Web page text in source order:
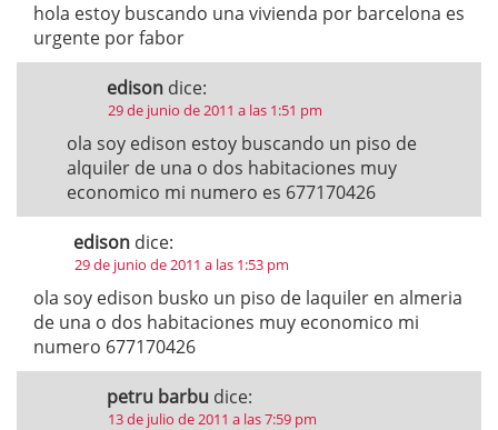
hola estoy buscando una vivienda por barcelona es
urgente por fabor
edison dice:
29 de junio de 2011 a las 1:51 pm
ola soy edison estoy buscando un piso de
alquiler de una o dos habitaciones muy
economico mi numero es 677170426
edison dice:
29 de junio de 2011 a las 1:53 pm
ola soy edison busko un piso de laquiler en almeria
de una o dos habitaciones muy economico mi
numero 677170426
petru barbu dice:
13 de julio de 2011 a las 7:59 pm